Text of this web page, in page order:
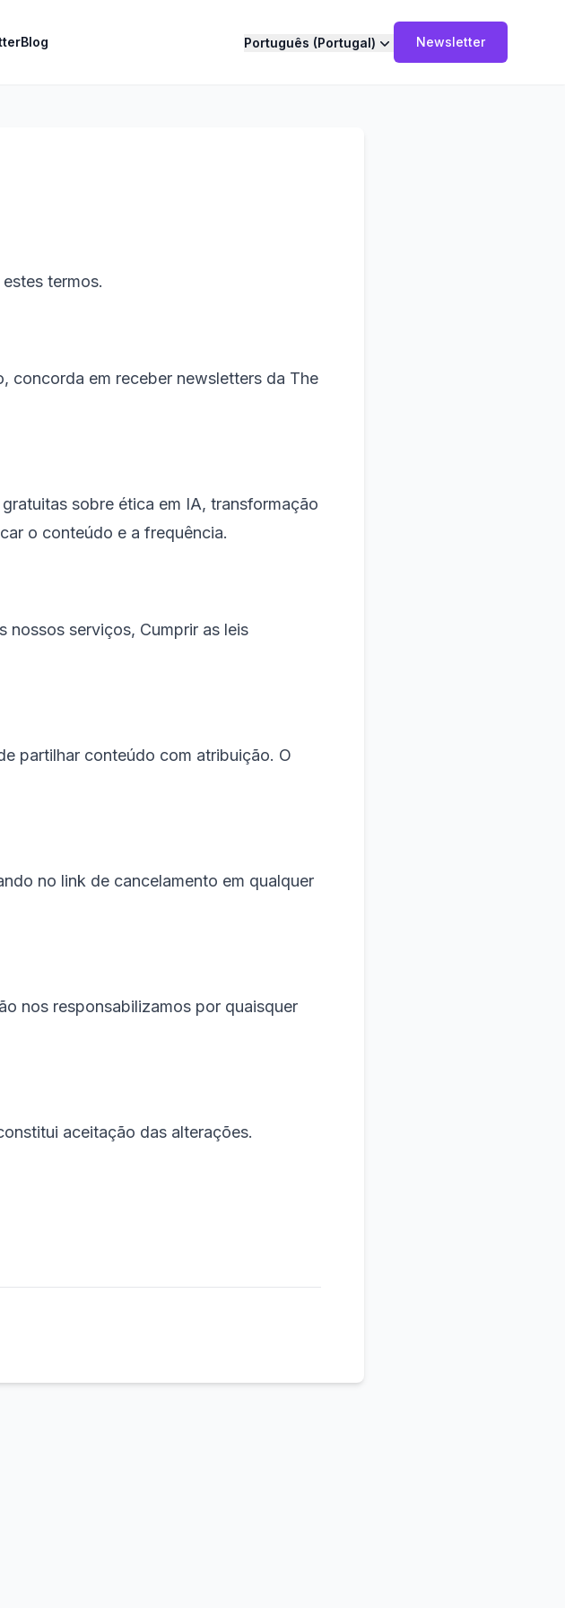
Blog Português (Portugal) Newsletter
termos.
concorda em receber newsletters da The
sobre ética em IA, transformação
o conteúdo e a frequência.
nossos serviços, Cumprir as leis
partilhar conteúdo com atribuição. O
no link de cancelamento em qualquer
nos responsabilizamos por quaisquer
aceitação das alterações.